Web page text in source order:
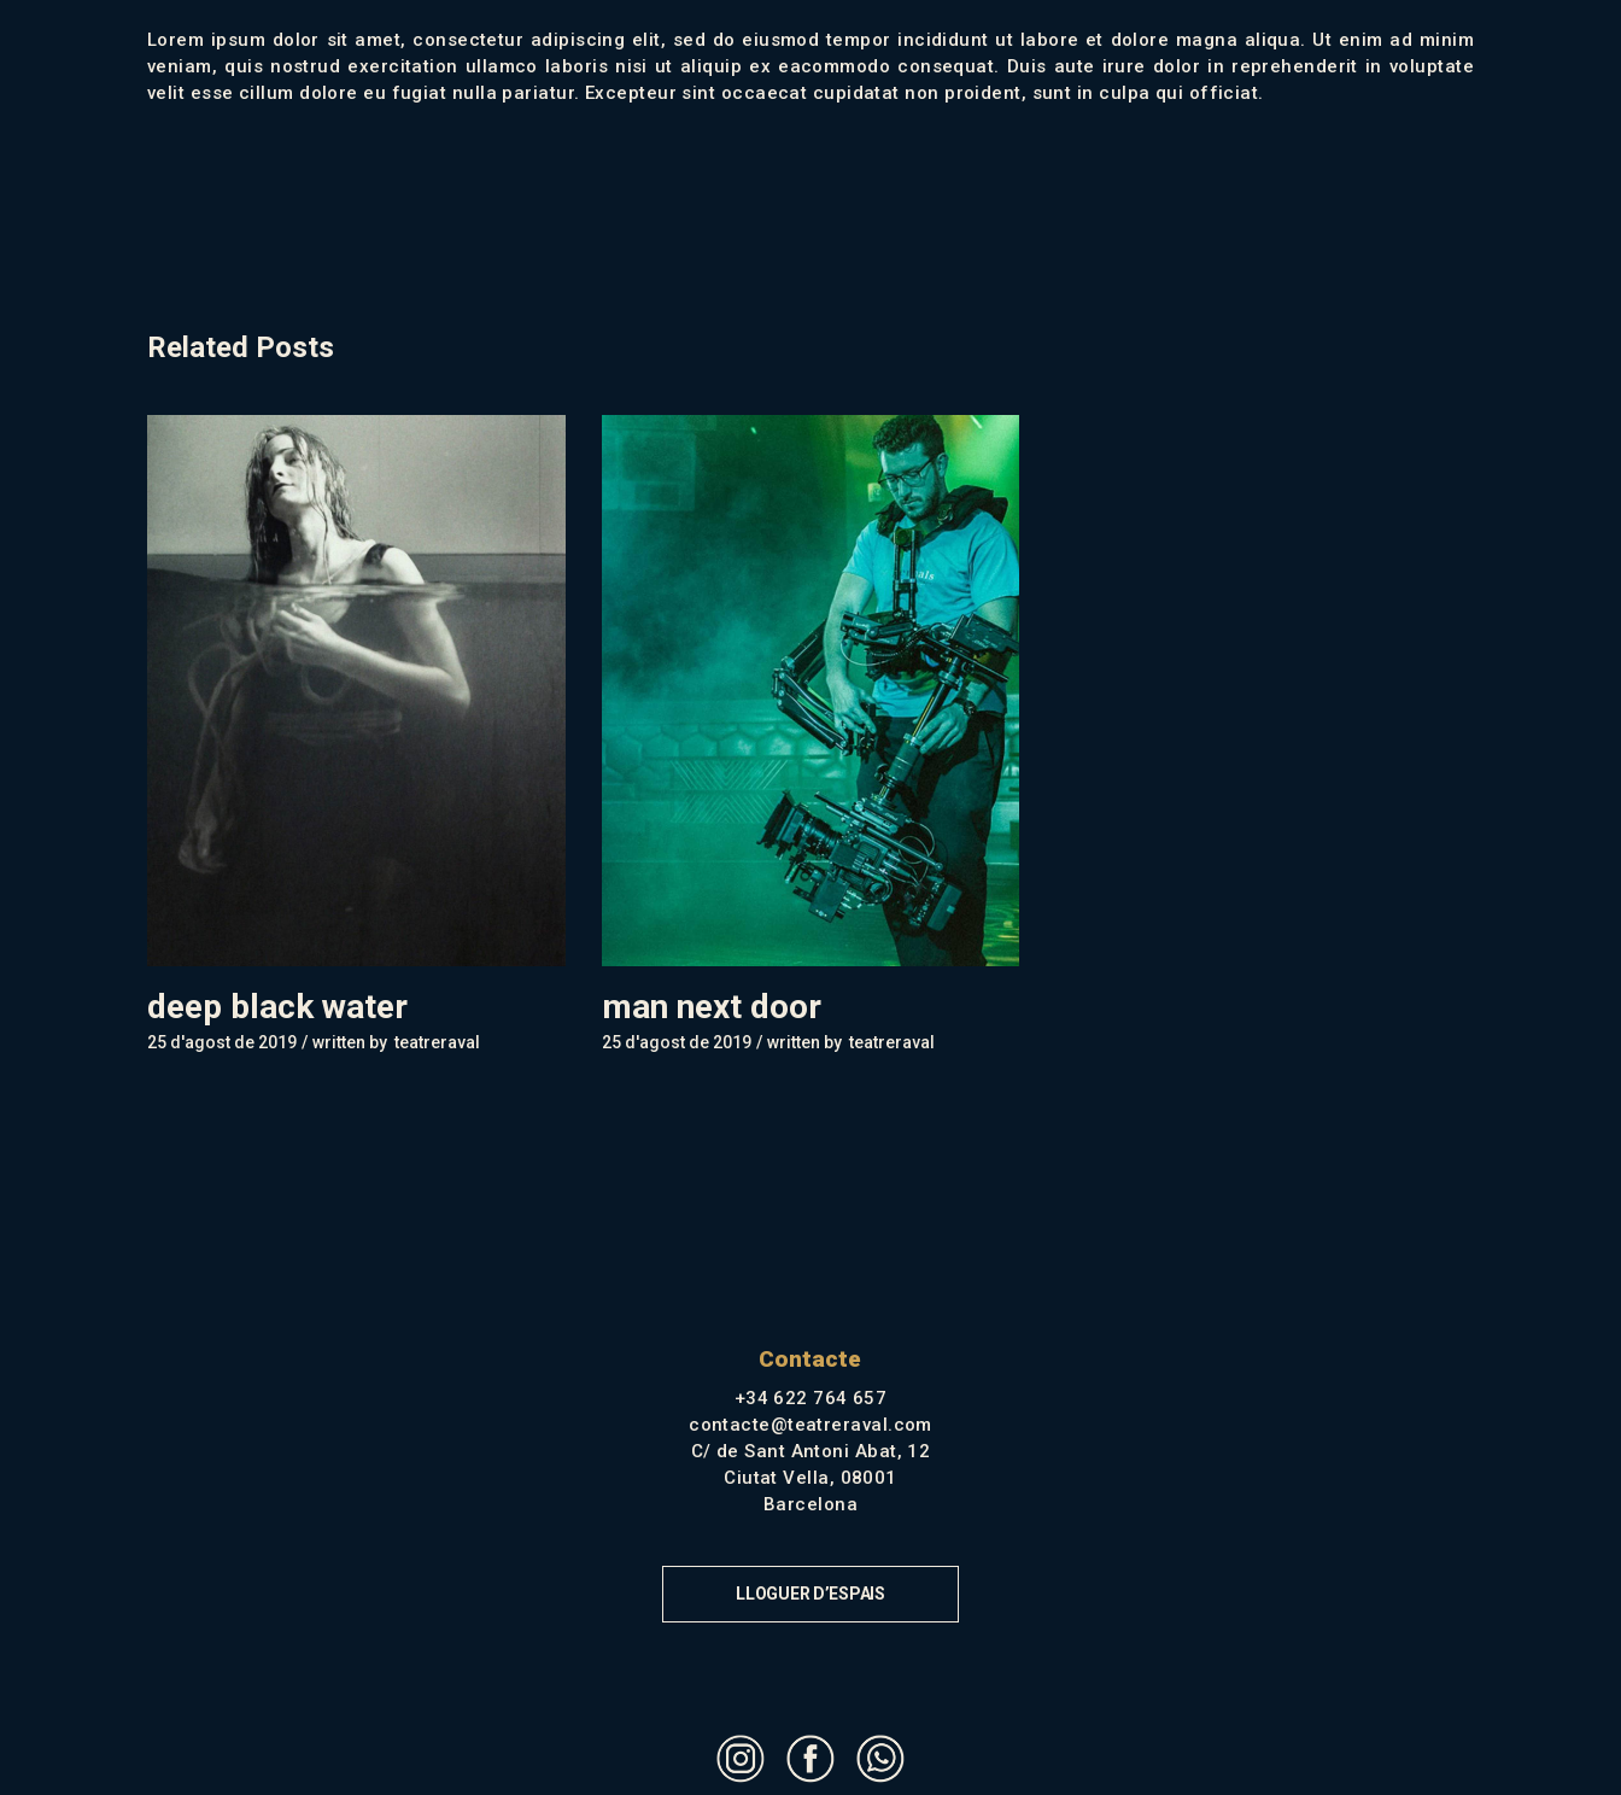
Lorem ipsum dolor sit amet, consectetur adipiscing elit, sed do eiusmod tempor incididunt ut labore et dolore magna aliqua. Ut enim ad minim
veniam, quis nostrud exercitation ullamco laboris nisi ut aliquip ex eacommodo consequat. Duis aute irure dolor in reprehenderit in voluptate
velit esse cillum dolore eu fugiat nulla pariatur. Excepteur sint occaecat cupidatat non proident, sunt in culpa qui officiat.
Related Posts
deep black water
25 d'agost de 2019 written by teatreraval
man next door
25 d'agost de 2019 written by teatreraval
Contacte
+34 622 764 657
contacte@teatreraval.com
C/ de Sant Antoni Abat, 12
Ciutat Vella, 08001
Barcelona
LLOGUER D’ESPAIS